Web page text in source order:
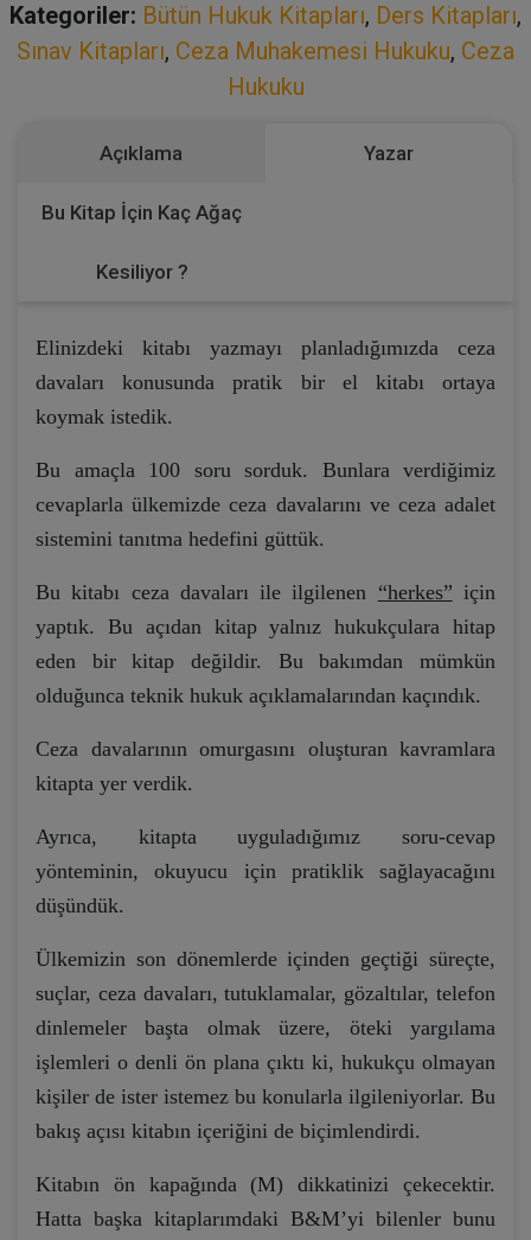
Kategoriler: Bütün Hukuk Kitapları, Ders Kitapları,
Sınav Kitapları, Ceza Muhakemesi Hukuku, Ceza
Hukuku
Açıklama Yazar
Bu Kitap İçin Kaç Ağaç
Kesiliyor ?
Elinizdeki kitabı yazmayı planladığımızda ceza
davaları konusunda pratik bir el kitabı ortaya
koymak istedik.
Bu amaçla 100 soru sorduk. Bunlara verdiğimiz
cevaplarla ülkemizde ceza davalarını ve ceza adalet
sistemini tanıtma hedefini güttük.
Bu kitabı ceza davaları ile ilgilenen “herkes” için
yaptık. Bu açıdan kitap yalnız hukukçulara hitap
eden bir kitap değildir. Bu bakımdan mümkün
olduğunca teknik hukuk açıklamalarından kaçındık.
Ceza davalarının omurgasını oluşturan kavramlara
kitapta yer verdik.
Ayrıca, kitapta uyguladığımız soru-cevap
yönteminin, okuyucu için pratiklik sağlayacağını
düşündük.
Ülkemizin son dönemlerde içinden geçtiği süreçte,
suçlar, ceza davaları, tutuklamalar, gözaltılar, telefon
dinlemeler başta olmak üzere, öteki yargılama
işlemleri o denli ön plana çıktı ki, hukukçu olmayan
kişiler de ister istemez bu konularla ilgileniyorlar. Bu
bakış açısı kitabın içeriğini de biçimlendirdi.
Kitabın ön kapağında (M) dikkatinizi çekecektir.
Hatta başka kitaplarımdaki B&M’yi bilenler bunu